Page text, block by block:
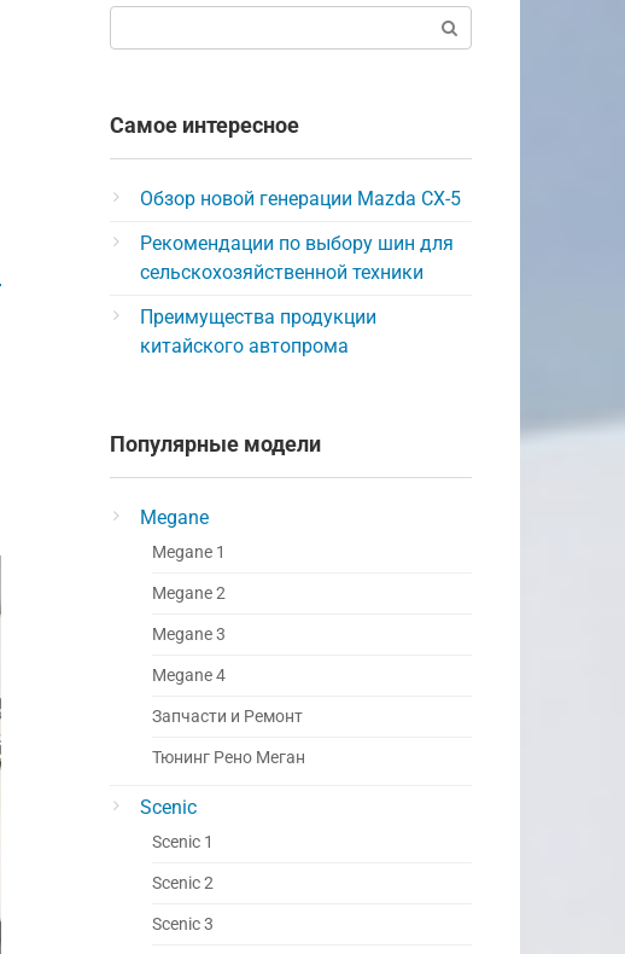
Самое интересное
Обзор новой генерации Mazda CX-5
Рекомендации по выбору шин для
сельскохозяйственной техники
Преимущества продукции
китайского автопрома
Популярные модели
Megane
Megane 1
Megane 2
Megane 3
Megane 4
Запчасти и Ремонт
Тюнинг Рено Меган
Scenic
Scenic 1
Scenic 2
Scenic 3